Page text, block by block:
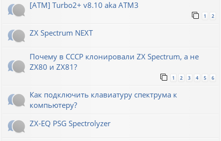
[ATM] Turbo2+ v8.10 aka ATM3
1 2
ZX Spectrum NEXT
Почему в СССР клонировали ZX Spectrum, а не
ZX80 и ZX81?
1 2 3 4 5 6
Как подключить клавиатуру спектрума к
компьютеру?
ZX-EQ PSG Spectrolyzer